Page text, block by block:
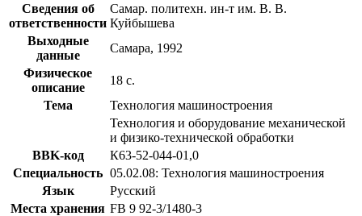
Сведения об
ответственности
Самар. политехн. ин-т им. В. В.
Куйбышева
Выходные
данные
Самара, 1992
Физическое
описание
18 с.
Тема
Технология машиностроения
Технология и оборудование механической
и физико-технической обработки
BBK-код
К63-52-044-01,0
Специальность 05.02.08: Технология машиностроения
Язык
Русский
Места хранения FB 9 92-3/1480-3